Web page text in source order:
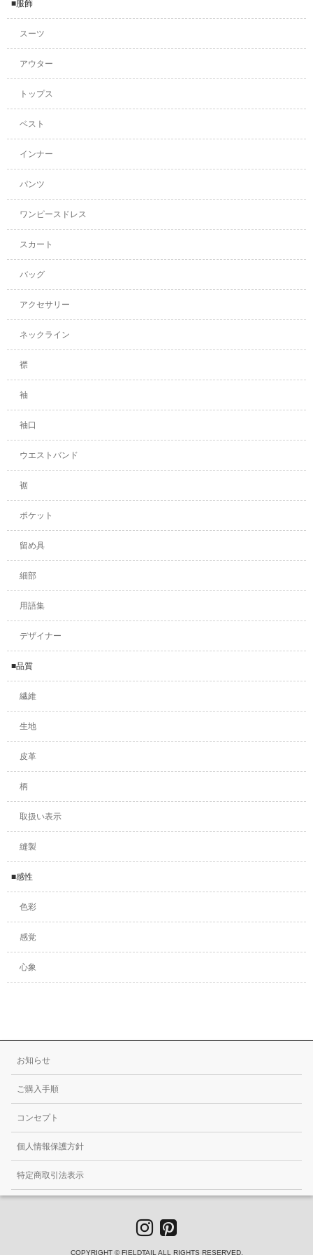
■服飾
スーツ
アウター
トップス
ベスト
インナー
パンツ
ワンピースドレス
スカート
バッグ
アクセサリー
ネックライン
襟
袖
袖口
ウエストバンド
裾
ポケット
留め具
細部
用語集
デザイナー
■品質
繊維
生地
皮革
柄
取扱い表示
縫製
■感性
色彩
感覚
心象
お知らせ
ご購入手順
コンセプト
個人情報保護方針
特定商取引法表示
COPYRIGHT © FIELDTAIL ALL RIGHTS RESERVED.